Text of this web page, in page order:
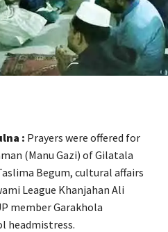
: Prayers were offered for
(Manu Gazi) of Gilatala
Begum, cultural affairs
League Khanjahan Ali
member Garakhola
headmistress.